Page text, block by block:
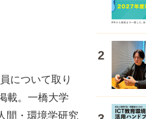
について取り
載。一橋大学
間・環境学研究